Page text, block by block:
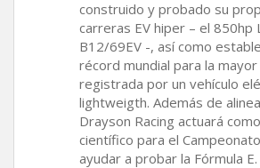
construido y probado su
carreras EV hiper – el 850hp
B12/69EV -, así como
récord mundial para la
registrada por un vehículo
lightweigth. Además de
Drayson Racing actuará
científico para el
ayudar a probar la Fórmula E.